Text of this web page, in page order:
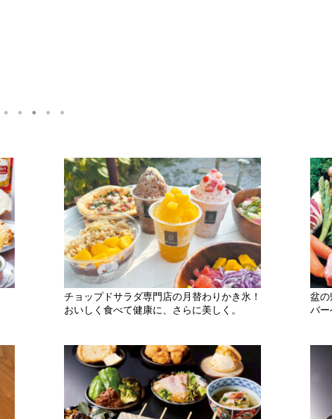
チョップドサラダ専門店の月替わりかき氷！
おいしく食べて健康に、さらに美しく。
盆の
バー